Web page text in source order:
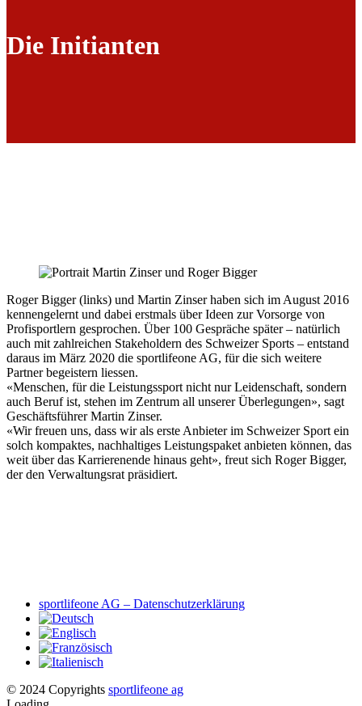
Die Initianten
Roger Bigger (links) und Martin Zinser haben sich im August 2016
kennengelernt und dabei erstmals über Ideen zur Vorsorge von
Profisportlern gesprochen. Über 100 Gespräche später – natürlich
auch mit zahlreichen Stakeholdern des Schweizer Sports – entstand
daraus im März 2020 die sportlifeone AG, für die sich weitere
Partner begeistern liessen.
«Menschen, für die Leistungssport nicht nur Leidenschaft, sondern
auch Beruf ist, stehen im Zentrum all unserer Überlegungen», sagt
Geschäftsführer Martin Zinser.
«Wir freuen uns, dass wir als erste Anbieter im Schweizer Sport ein
solch kompaktes, nachhaltiges Leistungspaket anbieten können, das
weit über das Karrierenende hinaus geht», freut sich Roger Bigger,
der den Verwaltungsrat präsidiert.
sportlifeone AG – Datenschutzerklärung
© 2024 Copyrights sportlifeone ag